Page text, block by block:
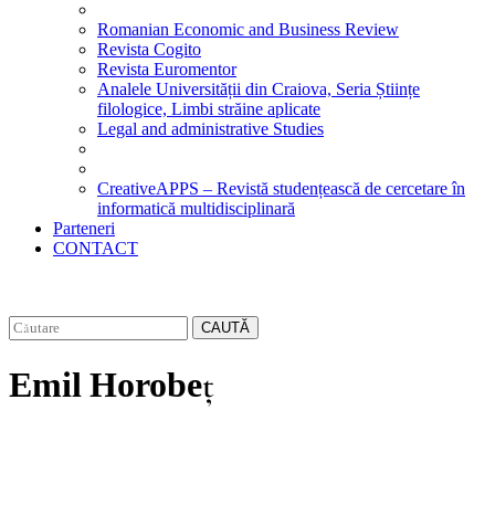
Romanian Economic and Business Review
Revista Cogito
Revista Euromentor
Analele Universității din Craiova, Seria Științe
filologice, Limbi străine aplicate
Legal and administrative Studies
CreativeAPPS – Revistă studențească de cercetare în
informatică multidisciplinară
Parteneri
CONTACT
CAUTĂ
Emil Horobeţ